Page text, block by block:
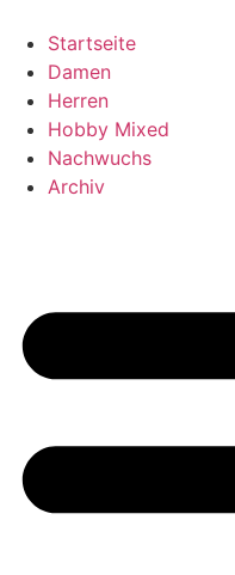
content
Startseite
Damen
Herren
Hobby Mixed
Nachwuchs
Archiv